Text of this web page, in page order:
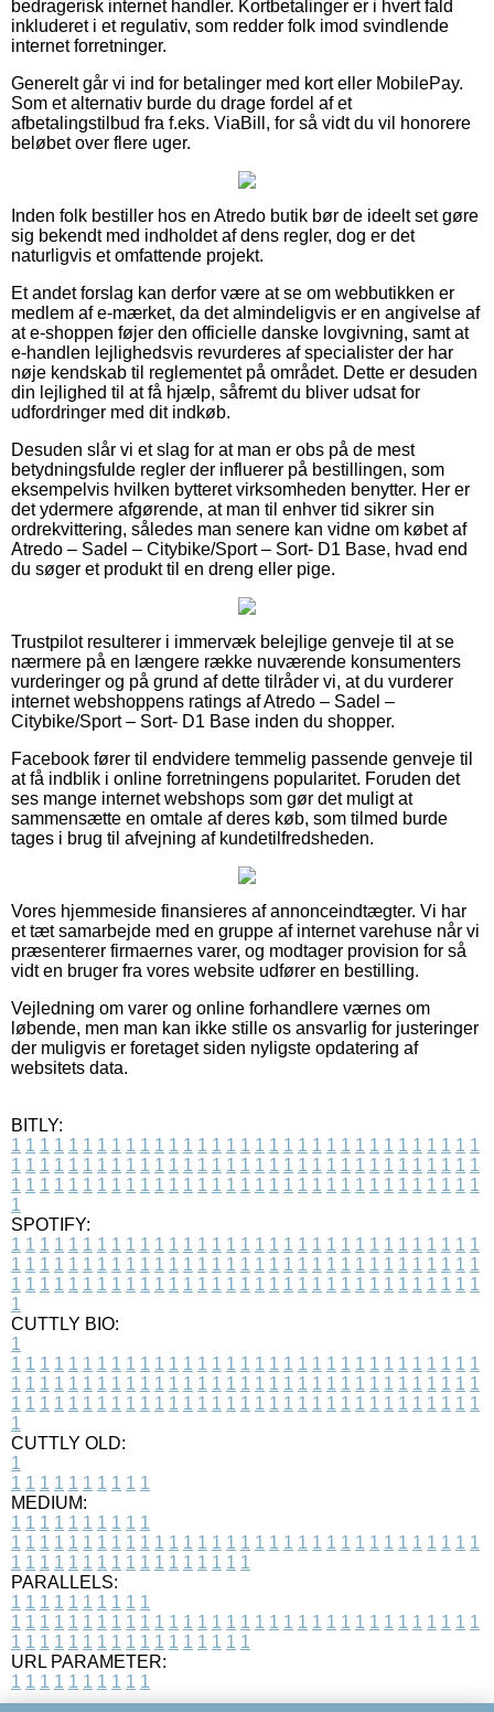
bedragerisk internet handler. Kortbetalinger er i hvert fald
inkluderet i et regulativ, som redder folk imod svindlende
internet forretninger.
Generelt går vi ind for betalinger med kort eller MobilePay.
Som et alternativ burde du drage fordel af et
afbetalingstilbud fra f.eks. ViaBill, for så vidt du vil honorere
beløbet over flere uger.
Inden folk bestiller hos en Atredo butik bør de ideelt set gøre
sig bekendt med indholdet af dens regler, dog er det
naturligvis et omfattende projekt.
Et andet forslag kan derfor være at se om webbutikken er
medlem af e-mærket, da det almindeligvis er en angivelse af
at e-shoppen føjer den officielle danske lovgivning, samt at
e-handlen lejlighedsvis revurderes af specialister der har
nøje kendskab til reglementet på området. Dette er desuden
din lejlighed til at få hjælp, såfremt du bliver udsat for
udfordringer med dit indkøb.
Desuden slår vi et slag for at man er obs på de mest
betydningsfulde regler der influerer på bestillingen, som
eksempelvis hvilken bytteret virksomheden benytter. Her er
det ydermere afgørende, at man til enhver tid sikrer sin
ordrekvittering, således man senere kan vidne om købet af
Atredo – Sadel – Citybike/Sport – Sort- D1 Base, hvad end
du søger et produkt til en dreng eller pige.
Trustpilot resulterer i immervæk belejlige genveje til at se
nærmere på en længere række nuværende konsumenters
vurderinger og på grund af dette tilråder vi, at du vurderer
internet webshoppens ratings af Atredo – Sadel –
Citybike/Sport – Sort- D1 Base inden du shopper.
Facebook fører til endvidere temmelig passende genveje til
at få indblik i online forretningens popularitet. Foruden det
ses mange internet webshops som gør det muligt at
sammensætte en omtale af deres køb, som tilmed burde
tages i brug til afvejning af kundetilfredsheden.
Vores hjemmeside finansieres af annonceindtægter. Vi har
et tæt samarbejde med en gruppe af internet varehuse når vi
præsenterer firmaernes varer, og modtager provision for så
vidt en bruger fra vores website udfører en bestilling.
Vejledning om varer og online forhandlere værnes om
løbende, men man kan ikke stille os ansvarlig for justeringer
der muligvis er foretaget siden nyligste opdatering af
websitets data.
BITLY:
1 1 1 1 1 1 1 1 1 1 1 1 1 1 1 1 1 1 1 1 1 1 1 1 1 1 1 1 1 1 1 1 1
1 1 1 1 1 1 1 1 1 1 1 1 1 1 1 1 1 1 1 1 1 1 1 1 1 1 1 1 1 1 1 1 1
1 1 1 1 1 1 1 1 1 1 1 1 1 1 1 1 1 1 1 1 1 1 1 1 1 1 1 1 1 1 1 1 1
1
SPOTIFY:
1 1 1 1 1 1 1 1 1 1 1 1 1 1 1 1 1 1 1 1 1 1 1 1 1 1 1 1 1 1 1 1 1
1 1 1 1 1 1 1 1 1 1 1 1 1 1 1 1 1 1 1 1 1 1 1 1 1 1 1 1 1 1 1 1 1
1 1 1 1 1 1 1 1 1 1 1 1 1 1 1 1 1 1 1 1 1 1 1 1 1 1 1 1 1 1 1 1 1
1
CUTTLY BIO:
1
1 1 1 1 1 1 1 1 1 1 1 1 1 1 1 1 1 1 1 1 1 1 1 1 1 1 1 1 1 1 1 1 1
1 1 1 1 1 1 1 1 1 1 1 1 1 1 1 1 1 1 1 1 1 1 1 1 1 1 1 1 1 1 1 1 1
1 1 1 1 1 1 1 1 1 1 1 1 1 1 1 1 1 1 1 1 1 1 1 1 1 1 1 1 1 1 1 1 1
1
CUTTLY OLD:
1
1 1 1 1 1 1 1 1 1 1
MEDIUM:
1 1 1 1 1 1 1 1 1 1
1 1 1 1 1 1 1 1 1 1 1 1 1 1 1 1 1 1 1 1 1 1 1 1 1 1 1 1 1 1 1 1 1
1 1 1 1 1 1 1 1 1 1 1 1 1 1 1 1 1
PARALLELS:
1 1 1 1 1 1 1 1 1 1
1 1 1 1 1 1 1 1 1 1 1 1 1 1 1 1 1 1 1 1 1 1 1 1 1 1 1 1 1 1 1 1 1
1 1 1 1 1 1 1 1 1 1 1 1 1 1 1 1 1
URL PARAMETER:
1 1 1 1 1 1 1 1 1 1